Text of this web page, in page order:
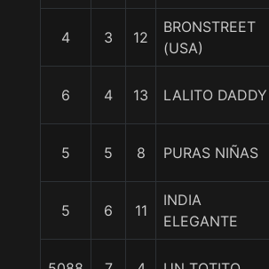
4 3 12
BRONSTREET
(USA)
6 4 13 LALITO DADDY
5 5 8 PURAS NIÑAS
5 6 11
INDIA
ELEGANTE